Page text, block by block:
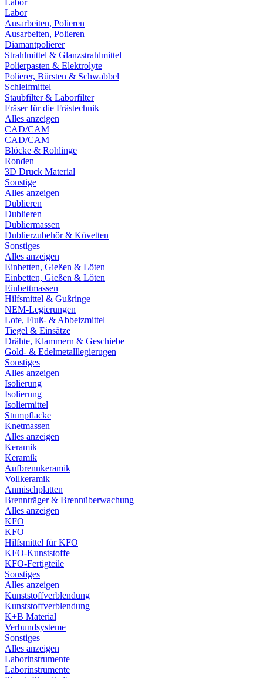
Labor
Labor
Ausarbeiten, Polieren
Ausarbeiten, Polieren
Diamantpolierer
Strahlmittel & Glanzstrahlmittel
Polierpasten & Elektrolyte
Polierer, Bürsten & Schwabbel
Schleifmittel
Staubfilter & Laborfilter
Fräser für die Frästechnik
Alles anzeigen
CAD/CAM
CAD/CAM
Blöcke & Rohlinge
Ronden
3D Druck Material
Sonstige
Alles anzeigen
Dublieren
Dublieren
Dubliermassen
Dublierzubehör & Küvetten
Sonstiges
Alles anzeigen
Einbetten, Gießen & Löten
Einbetten, Gießen & Löten
Einbettmassen
Hilfsmittel & Gußringe
NEM-Legierungen
Lote, Fluß- & Abbeizmittel
Tiegel & Einsätze
Drähte, Klammern & Geschiebe
Gold- & Edelmetalllegierugen
Sonstiges
Alles anzeigen
Isolierung
Isolierung
Isoliermittel
Stumpflacke
Knetmassen
Alles anzeigen
Keramik
Keramik
Aufbrennkeramik
Vollkeramik
Anmischplatten
Brennträger & Brennüberwachung
Alles anzeigen
KFO
KFO
Hilfsmittel für KFO
KFO-Kunststoffe
KFO-Fertigteile
Sonstiges
Alles anzeigen
Kunststoffverblendung
Kunststoffverblendung
K+B Material
Verbundsysteme
Sonstiges
Alles anzeigen
Laborinstrumente
Laborinstrumente